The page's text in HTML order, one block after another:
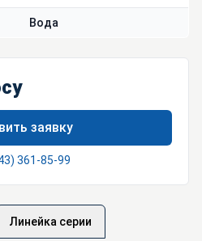
Вода
заявку
361-85-99
Линейка серии